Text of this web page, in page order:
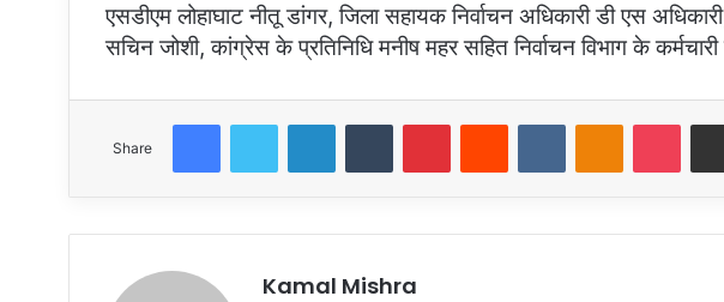
एसडीएम लोहाघाट नीतू डांगर, जिला सहायक निर्वाचन अधिकारी डी एस
सचिन जोशी, कांग्रेस के प्रतिनिधि मनीष महर सहित निर्वाचन विभाग के
Share
FacebookTwitter LinkedInTumblr PinterestReddit VKontakteOdnoklassniki
Kamal Mishra